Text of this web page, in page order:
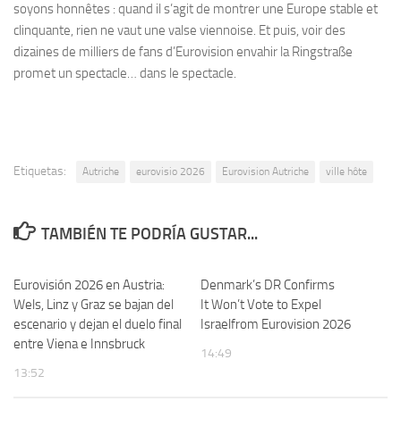
soyons honnêtes : quand il s’agit de montrer une Europe stable et
clinquante, rien ne vaut une valse viennoise. Et puis, voir des
dizaines de milliers de fans d’Eurovision envahir la Ringstraße
promet un spectacle… dans le spectacle.
Etiquetas: Autriche eurovisio 2026 Eurovision Autriche ville hôte
TAMBIÉN TE PODRÍA GUSTAR...
Eurovisión 2026 en Austria:
Wels, Linz y Graz se bajan del
escenario y dejan el duelo final
entre Viena e Innsbruck
13:52
Denmark’s DR Confirms
It Won’t Vote to Expel
Israelfrom Eurovision 2026
14:49